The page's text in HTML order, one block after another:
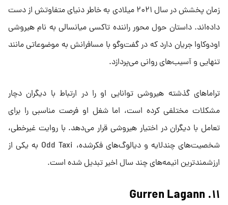
زمان پخشش در سال ۲۰۲۱ میلادی به خاطر دنیای متفاوتش از دست
داده‌اند. داستان حول محور راننده تاکسی میانسالی به نام هیروشی
اودوکاوا جریان دارد که در گفت‌و‌گو با مسافرانش به موضوعاتی مانند
تنهایی و آسیب‌های روانی می‌پردازد.
تراماهای گذشته هیروشی توانایی او را در ارتباط با دیگران دچار
مشکلات مختلفی کرده است، اما شغل او فرصت مناسبی را برای
تعامل با دیگران در اختیار هیروشی قرار می‌دهد. با روایت غیرخطی،
شخصیت‌های چندلایه و دیالوگ‌های فکرشده، Odd Taxi به یکی از
ارزشمندترین انیمه‌های چند سال اخیر تبدیل شده است.
۱۱. Gurren Lagann